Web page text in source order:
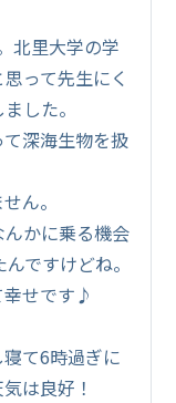
北里大学の学
って先生にく
した。
深海生物を扱
ん。
かに乗る機会
ですけどね。
幸せです♪
て6時過ぎに
は良好！